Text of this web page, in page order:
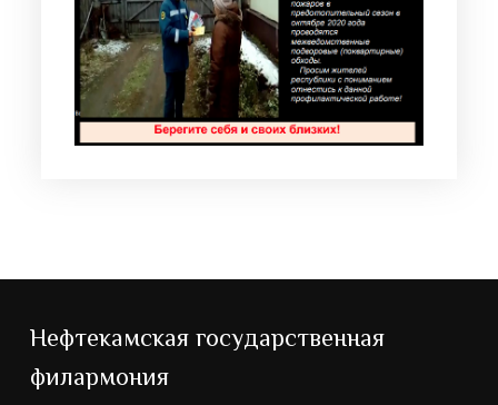
Нефтекамская государственная
филармония